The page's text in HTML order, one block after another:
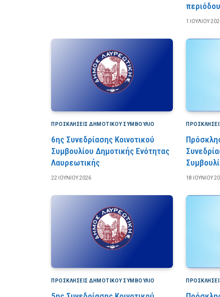
1 ΙΟΥΛΊΟΥ
ΠΡΟΣΚΛΉΣΕΙΣ ΔΗΜΟΤΙΚΟΎ ΣΥΜΒΟΎΛΙΟ
6ης Συνεδρίασης Κοινοτικού
Συμβουλίου Δημοτικής Ενότητας
Λαυρεωτικής
22 ΙΟΥΝΊΟΥ 2026 18 ΙΟΥΝΊΟΥ
ΠΡΟΣΚΛΉΣΕΙΣ ΔΗΜΟΤΙΚΟΎ ΣΥΜΒΟΎΛΙΟ